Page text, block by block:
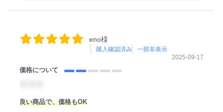
eno様
購入確認済み
一部非表示
2025-09-17
価格について
良い商品で、価格もOK